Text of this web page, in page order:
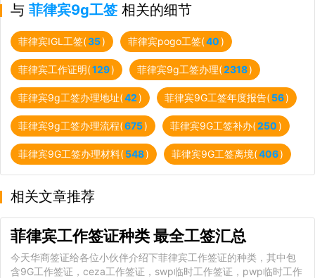
与 菲律宾9g工签 相关的细节
菲律宾IGL工签(35) 菲律宾pogo工签(40)
菲律宾工作证明(129) 菲律宾9g工签办理(2318)
菲律宾9g工签办理地址(42) 菲律宾9G工签年度报告(56)
菲律宾9g工签办理流程(675) 菲律宾9G工签补办(250)
菲律宾9G工签办理材料(548) 菲律宾9G工签离境(406)
相关文章推荐
菲律宾工作签证种类 最全工签汇总
今天华商签证给各位小伙伴介绍下菲律宾工作签证的种类，其中包
含9G工作签证，ceza工作签证，swp临时工作签证，pwp临时工作